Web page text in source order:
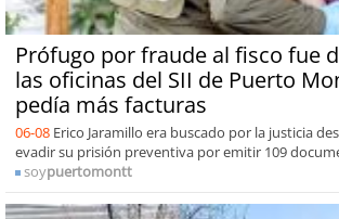
Prófugo por fraude al fisco fue
las oficinas del SII de Puerto
pedía más facturas
06-08 Erico Jaramillo era buscado por la justicia
evadir su prisión preventiva por emitir 109
soypuertomontt